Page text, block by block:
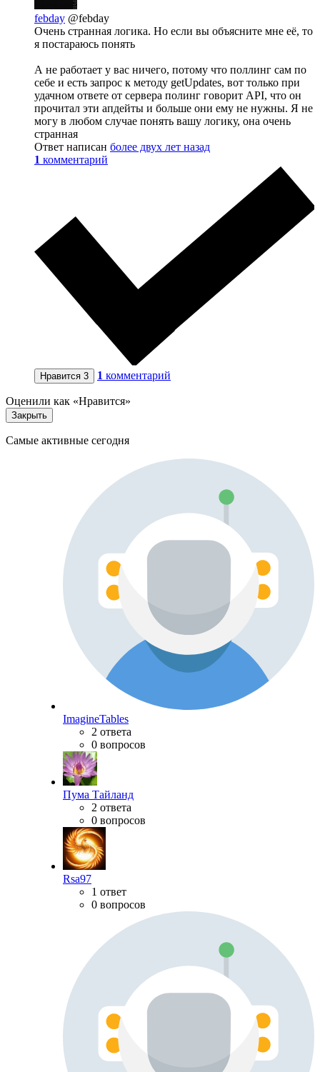
febday @febday
Очень странная логика. Но если вы объясните мне её, то
я постараюсь понять
А не работает у вас ничего, потому что поллинг сам по
себе и есть запрос к методу getUpdates, вот только при
удачном ответе от сервера полинг говорит API, что он
прочитал эти апдейты и больше они ему не нужны. Я не
могу в любом случае понять вашу логику, она очень
странная
Ответ написан более двух лет назад
1 комментарий
Нравится 3 1 комментарий
Оценили как «Нравится»
Закрыть
Самые активные сегодня
ImagineTables
2 ответа
0 вопросов
Пума Тайланд
2 ответа
0 вопросов
Rsa97
1 ответ
0 вопросов